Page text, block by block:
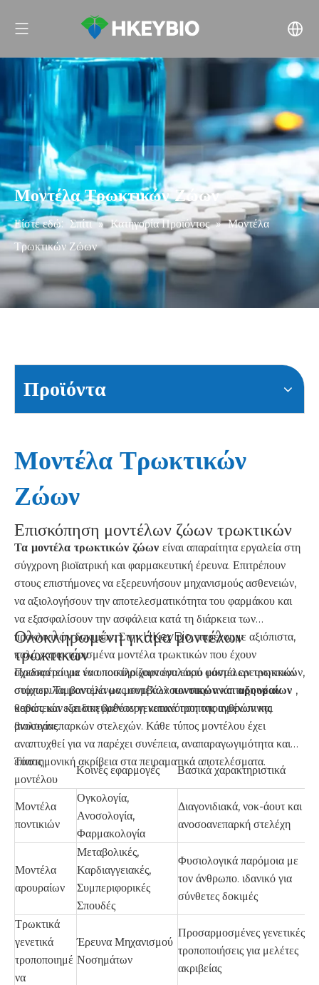
Μοντέλα Τρωκτικών Ζώων
Είστε εδώ: Σπίτι » Κατηγορία Προϊόντος » Μοντέλα
Τρωκτικών Ζώων
Προϊόντα
Μοντέλα Τρωκτικών
Ζώων
Επισκόπηση μοντέλων ζώων τρωκτικών
Τα μοντέλα τρωκτικών ζώων είναι απαραίτητα εργαλεία στη
σύγχρονη βιοϊατρική και φαρμακευτική έρευνα. Επιτρέπουν
στους επιστήμονες να εξερευνήσουν μηχανισμούς ασθενειών,
να αξιολογήσουν την αποτελεσματικότητα του φαρμάκου και
να εξασφαλίσουν την ασφάλεια κατά τη διάρκεια των
προκλινικών δοκιμών. Στην HKeyBio, παρέχουμε αξιόπιστα,
καλά χαρακτηρισμένα μοντέλα τρωκτικών που έχουν
σχεδιαστεί για να υποστηρίζουν ένα ευρύ φάσμα ερευνητικών
στόχων. Τα μοντέλα μας συμβάλλουν στην ανάπτυξη νέων
θεραπειών και στη βαθύτερη κατανόηση της ανθρώπινης
βιολογίας.
Ολοκληρωμένη γκάμα μοντέλων
τρωκτικών
Προσφέρουμε ένα ποικίλο χαρτοφυλάκιο μοντέλων τρωκτικών,
συμπεριλαμβανομένων μοντέλωνποντικώνκαιαρουραίων ,
καθώς και εξειδικευμένων γενετικά τροποποιημένων και
ανοσοανεπαρκών στελεχών. Κάθε τύπος μοντέλου έχει
αναπτυχθεί για να παρέχει συνέπεια, αναπαραγωγιμότητα και
επιστημονική ακρίβεια στα πειραματικά αποτελέσματα.
Τύπος
μοντέλου
Κοινές εφαρμογές Βασικά χαρακτηριστικά
Μοντέλα
ποντικιών
Ογκολογία,
Ανοσολογία,
Φαρμακολογία
Διαγονιδιακά, νοκ-άουτ και
ανοσοανεπαρκή στελέχη
Μοντέλα
αρουραίων
Μεταβολικές,
Καρδιαγγειακές,
Συμπεριφορικές
Σπουδές
Φυσιολογικά παρόμοια με
τον άνθρωπο. ιδανικό για
σύνθετες δοκιμές
Τρωκτικά
γενετικά
τροποποιημέ
να
Έρευνα Μηχανισμού
Νοσημάτων
Προσαρμοσμένες γενετικές
τροποποιήσεις για μελέτες
ακριβείας